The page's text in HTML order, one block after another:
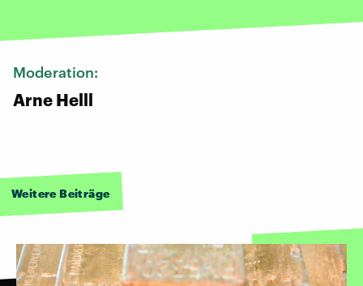
Moderation:
Arne Helll
Weitere Beiträge